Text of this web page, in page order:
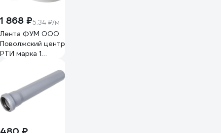
1 868 ₽5.34 ₽/м
Лента ФУМ ООО
Поволжский центр
РТИ марка 1
4680687030185